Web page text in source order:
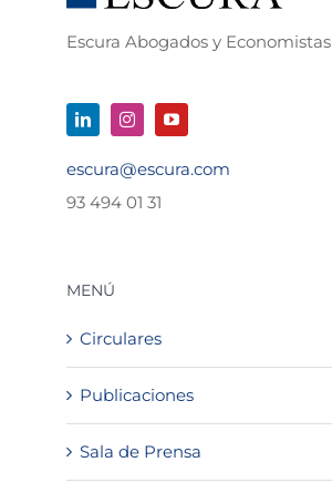
Escura Abogados y Economistas
escura@escura.com
93 494 01 31
MENÚ
Circulares
Publicaciones
Sala de Prensa